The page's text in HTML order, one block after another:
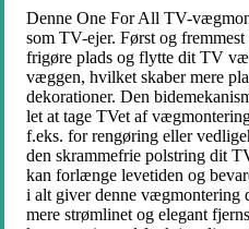
Denne One For All TV-
som TV-ejer. Først og
frigøre plads og flytte dit TV
væggen, hvilket skaber mere
dekorationer. Den
let at tage TVet af
f.eks. for rengøring eller
den skrammefrie polstring dit
kan forlænge levetiden og
i alt giver denne vægmontering
mere strømlinet og elegant